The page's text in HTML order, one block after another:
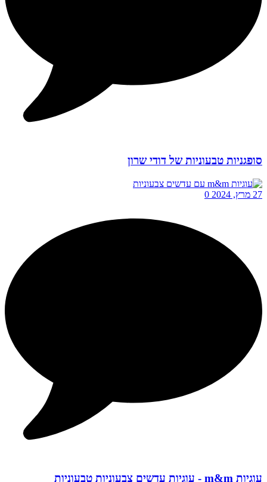
סופגניות טבעוניות של דודי שרון
27 מרץ, 2024 0
עוגיות m&m - עוגיות עדשים צבעוניות טבעוניות